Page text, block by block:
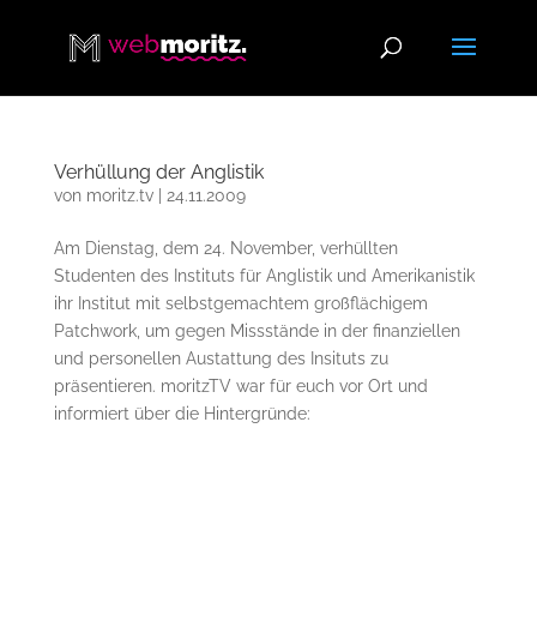
Verhüllung der Anglistik
von moritz.tv| 24.11.2009
Am Dienstag, dem 24. November, verhüllten
Studenten des Instituts für Anglistik und Amerikanistik
ihr Institut mit selbstgemachtem großflächigem
Patchwork, um gegen Missstände in der finanziellen
und personellen Austattung des Insituts zu
präsentieren. moritzTV war für euch vor Ort und
informiert über die Hintergründe: